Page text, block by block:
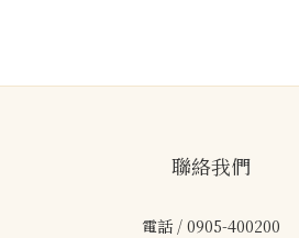
聯絡我們
電話 / 0905-400200